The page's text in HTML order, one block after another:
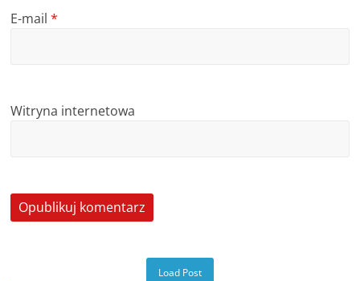
E-mail*
Witryna internetowa
Load Post